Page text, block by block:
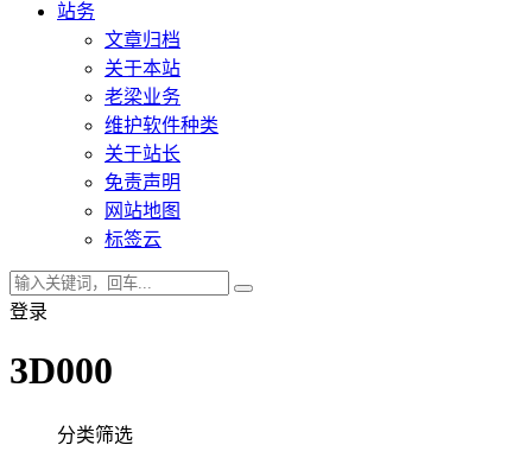
站务
文章归档
关于本站
老梁业务
维护软件种类
关于站长
免责声明
网站地图
标签云
登录
3D000
分类筛选